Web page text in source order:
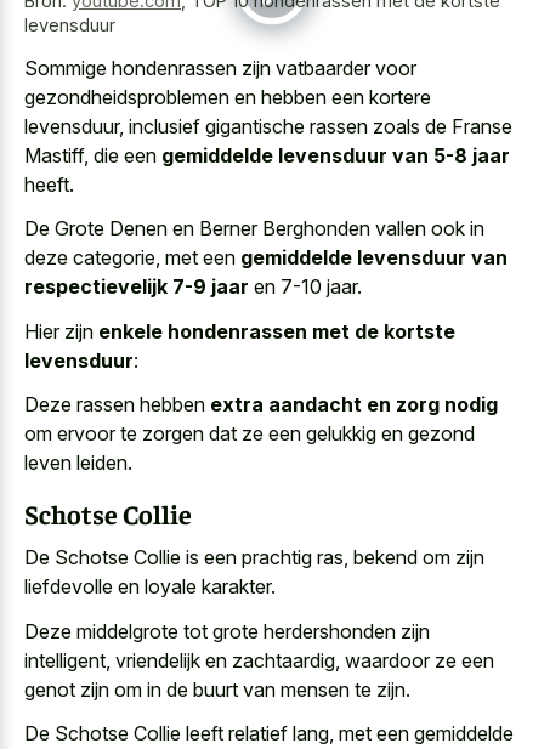
levensduur
Sommige hondenrassen zijn vatbaarder voor
gezondheidsproblemen en hebben een kortere
levensduur, inclusief gigantische rassen zoals de Franse
Mastiff, die een gemiddelde levensduur van 5-8 jaar
heeft.
De Grote Denen en Berner Berghonden vallen ook in
deze categorie, met een gemiddelde levensduur van
respectievelijk 7-9 jaar en 7-10 jaar.
Hier zijn enkele hondenrassen met de kortste
levensduur:
Deze rassen hebben extra aandacht en zorg nodig
om ervoor te zorgen dat ze een gelukkig en gezond
leven leiden.
Schotse Collie
De Schotse Collie is een prachtig ras, bekend om zijn
liefdevolle en loyale karakter.
Deze middelgrote tot grote herdershonden zijn
intelligent, vriendelijk en zachtaardig, waardoor ze een
genot zijn om in de buurt van mensen te zijn.
De Schotse Collie leeft relatief lang, met een gemiddelde